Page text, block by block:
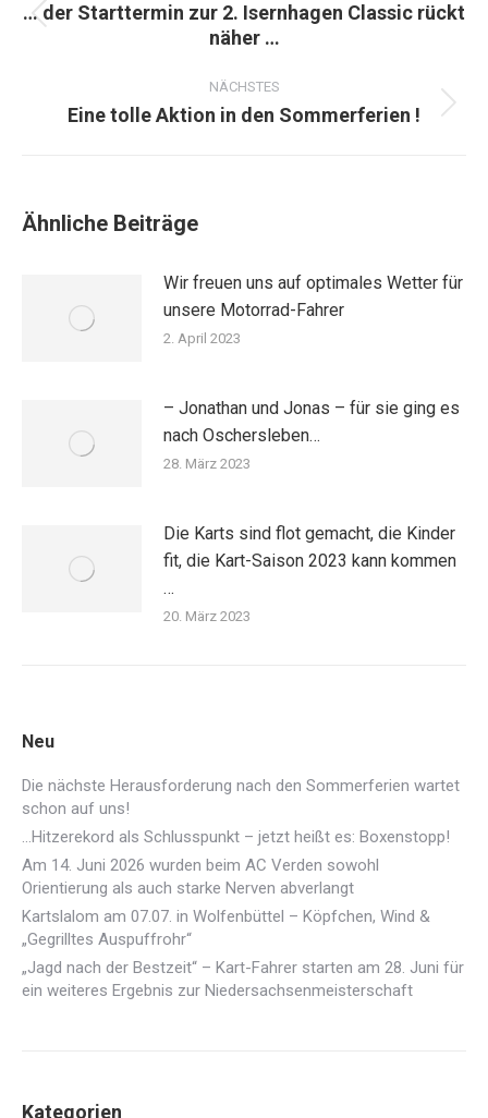
Vorheriger
Beitrag:
… der Starttermin zur 2. Isernhagen Classic rückt
näher …
NÄCHSTES
Nächster
Eine tolle Aktion in den Sommerferien !
Ähnliche Beiträge
Wir freuen uns auf optimales Wetter für
unsere Motorrad-Fahrer
2. April 2023
– Jonathan und Jonas – für sie ging es
nach Oschersleben…
28. März 2023
Die Karts sind flot gemacht, die Kinder
fit, die Kart-Saison 2023 kann kommen
…
20. März 2023
Neu
Die nächste Herausforderung nach den Sommerferien wartet
schon auf uns!
…Hitzerekord als Schlusspunkt – jetzt heißt es: Boxenstopp!
Am 14. Juni 2026 wurden beim AC Verden sowohl
Orientierung als auch starke Nerven abverlangt
Kartslalom am 07.07. in Wolfenbüttel – Köpfchen, Wind &
„Gegrilltes Auspuffrohr“
„Jagd nach der Bestzeit“ – Kart-Fahrer starten am 28. Juni für
ein weiteres Ergebnis zur Niedersachsenmeisterschaft
Kategorien